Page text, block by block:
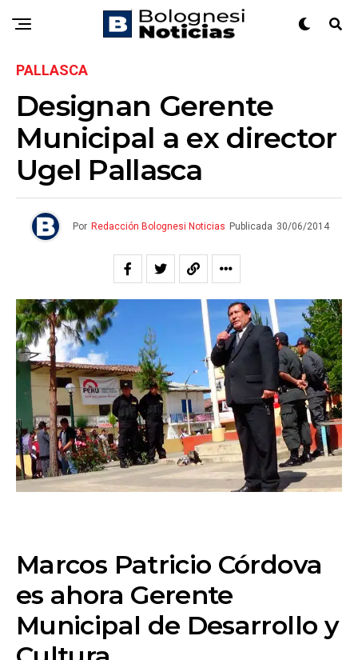
PALLASCA
Designan Gerente
Municipal a ex director
Ugel Pallasca
Por Redacción Bolognesi Noticias Publicada 30/06/2014
Marcos Patricio Córdova
es ahora Gerente
Municipal de Desarrollo y